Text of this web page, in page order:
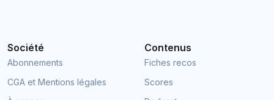
Société
Abonnements
CGA et Mentions légales
Contenus
Fiches recos
Scores